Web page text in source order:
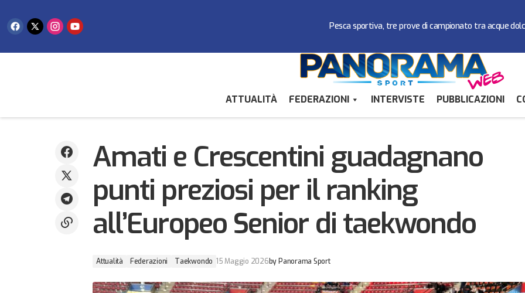
Pesca sportiva, tre prove di campionato tra acque
ATTUALITÀ FEDERAZIONI INTERVISTE PUBBLICAZIONI
Amati e Crescentini guadagnano
punti preziosi per il ranking
all’Europeo Senior di taekwondo
Attualità Federazioni Taekwondo 15 Maggio 2026by Panorama Sport